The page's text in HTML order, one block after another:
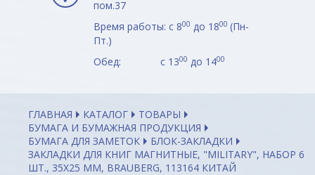
пом.37
Время работы: с 800 до 1800 (Пн-
Пт.)
Обед: с 1300 до 1400
ГЛАВНАЯ КАТАЛОГ
ТОВАРЫ
БУМАГА И БУМАЖНАЯ ПРОДУКЦИЯ
БУМАГА ДЛЯ ЗАМЕТОК
БЛОК-ЗАКЛАДКИ
ЗАКЛАДКИ ДЛЯ КНИГ МАГНИТНЫЕ, "MILITARY", НАБОР 6
ШТ., 35Х25 ММ, BRAUBERG, 113164 КИТАЙ